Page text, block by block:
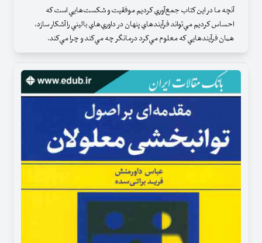
آنچه ما در اين كتاب جمع‌آوري كرديم موفقيت و شكست‌هايي است كه
احساس كرديم مي‌تواند فرآيندهاي پنهان در داوري‌هاي باليني را آشكار سازد‎،
همان فرآيندهايي كه معلوم مي‌كرد درمانگر چه مي‌كند و چرا مي‌كند.